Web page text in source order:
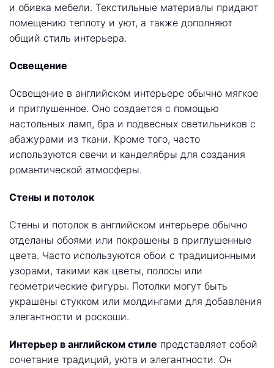
и обивка мебели. Текстильные материалы придают
помещению теплоту и уют, а также дополняют
общий стиль интерьера.
Освещение
Освещение в английском интерьере обычно мягкое
и приглушенное. Оно создается с помощью
настольных ламп, бра и подвесных светильников с
абажурами из ткани. Кроме того, часто
используются свечи и канделябры для создания
романтической атмосферы.
Стены и потолок
Стены и потолок в английском интерьере обычно
отделаны обоями или покрашены в приглушенные
цвета. Часто используются обои с традиционными
узорами, такими как цветы, полосы или
геометрические фигуры. Потолки могут быть
украшены стукком или молдингами для добавления
элегантности и роскоши.
Интерьер в английском стиле представляет собой
сочетание традиций, уюта и элегантности. Он